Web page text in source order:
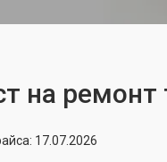
на ремонт
17.07.2026